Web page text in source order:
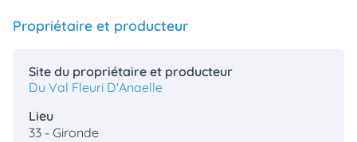
Propriétaire et producteur
Site du propriétaire et producteur
Du Val Fleuri D'Anaelle
Lieu
33 - Gironde